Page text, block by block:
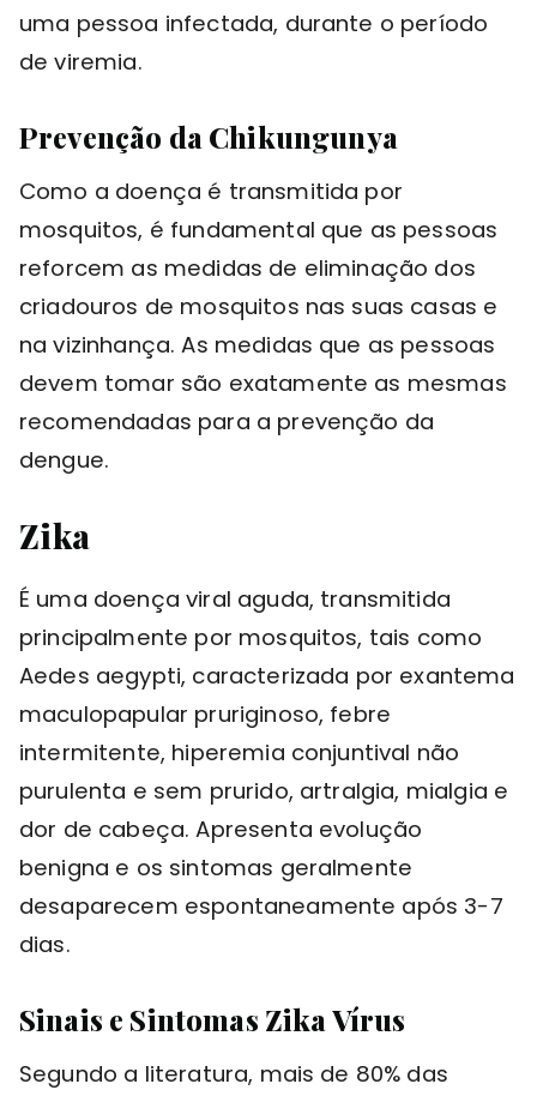
uma pessoa infectada, durante o período
de viremia.
Prevenção da Chikungunya
Como a doença é transmitida por
mosquitos, é fundamental que as pessoas
reforcem as medidas de eliminação dos
criadouros de mosquitos nas suas casas e
na vizinhança. As medidas que as pessoas
devem tomar são exatamente as mesmas
recomendadas para a prevenção da
dengue.
Zika
É uma doença viral aguda, transmitida
principalmente por mosquitos, tais como
Aedes aegypti, caracterizada por exantema
maculopapular pruriginoso, febre
intermitente, hiperemia conjuntival não
purulenta e sem prurido, artralgia, mialgia e
dor de cabeça. Apresenta evolução
benigna e os sintomas geralmente
desaparecem espontaneamente após 3-7
dias.
Sinais e Sintomas Zika Vírus
Segundo a literatura, mais de 80% das